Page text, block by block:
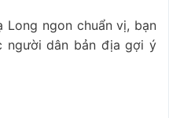
ngon chuẩn vị, bạn
người dân bản địa gợi ý